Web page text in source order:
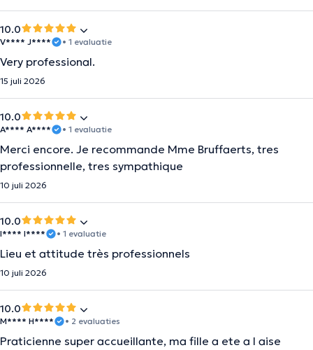
10.0
V**** J**** • 1 evaluatie
Very professional.
15 juli 2026
10.0
A**** A**** • 1 evaluatie
Merci encore. Je recommande Mme Bruffaerts, tres
professionnelle, tres sympathique
10 juli 2026
10.0
I**** I**** • 1 evaluatie
Lieu et attitude très professionnels
10 juli 2026
10.0
M**** H**** • 2 evaluaties
Praticienne super accueillante, ma fille a ete a l aise